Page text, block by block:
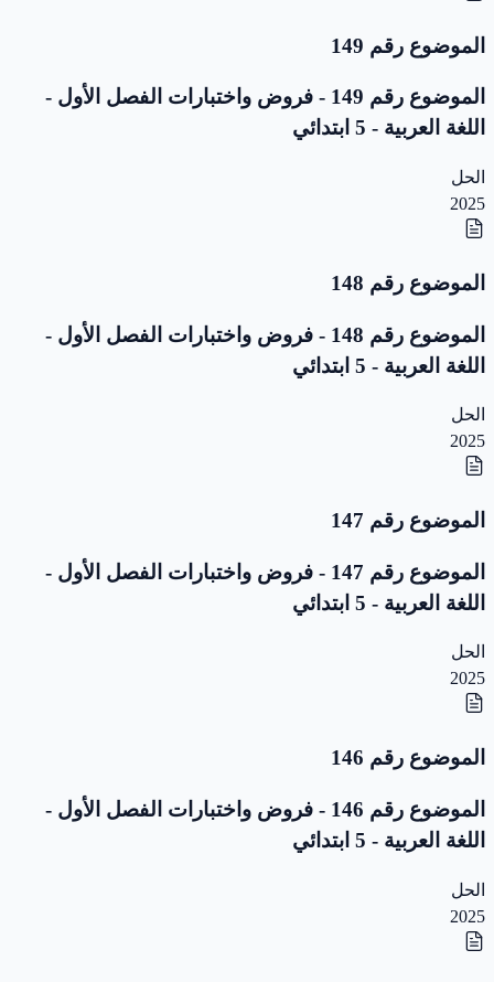
الموضوع رقم 149
الموضوع رقم 149 - فروض واختبارات الفصل الأول -
اللغة العربية - 5 ابتدائي
الحل
2025
الموضوع رقم 148
الموضوع رقم 148 - فروض واختبارات الفصل الأول -
اللغة العربية - 5 ابتدائي
الحل
2025
الموضوع رقم 147
الموضوع رقم 147 - فروض واختبارات الفصل الأول -
اللغة العربية - 5 ابتدائي
الحل
2025
الموضوع رقم 146
الموضوع رقم 146 - فروض واختبارات الفصل الأول -
اللغة العربية - 5 ابتدائي
الحل
2025